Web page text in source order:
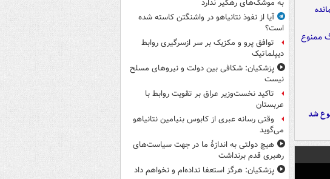
شد
به موشک‌های رهگیر ندارد
آیا از نفوذ نتانیاهو در واشنگتن کاسته شده
است؟
توافق پرو و مکزیک بر سر ازسرگیری روابط
دیپلماتیک
پزشکیان: شکافی بین دولت و نیروهای مسلح
نیست
تاکید نخست‌وزیر عراق بر تقویت روابط با
عربستان
وقتی رسانه عبری از کابوس بنیامین نتانیاهو
می‌گوید
هیچ دولتی به اندازۀ ما در جهت سیاست‌های
رهبری قدم برنداشت
پزشکیان: هرگز استعفا نداده‌ام و نخواهم داد